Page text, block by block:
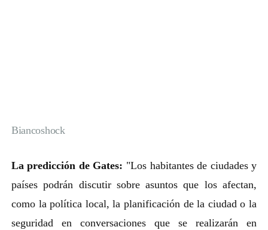
Biancoshock
La predicción de Gates: "Los habitantes de ciudades y
países podrán discutir sobre asuntos que los afectan,
como la política local, la planificación de la ciudad o la
seguridad en conversaciones que se realizarán en